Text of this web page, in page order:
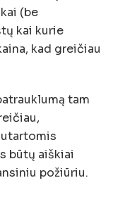
(be
kai kurie
kad greičiau
tam
būtų aiškiai
požiūriu.